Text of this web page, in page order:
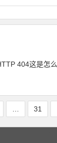
404这是怎么
31